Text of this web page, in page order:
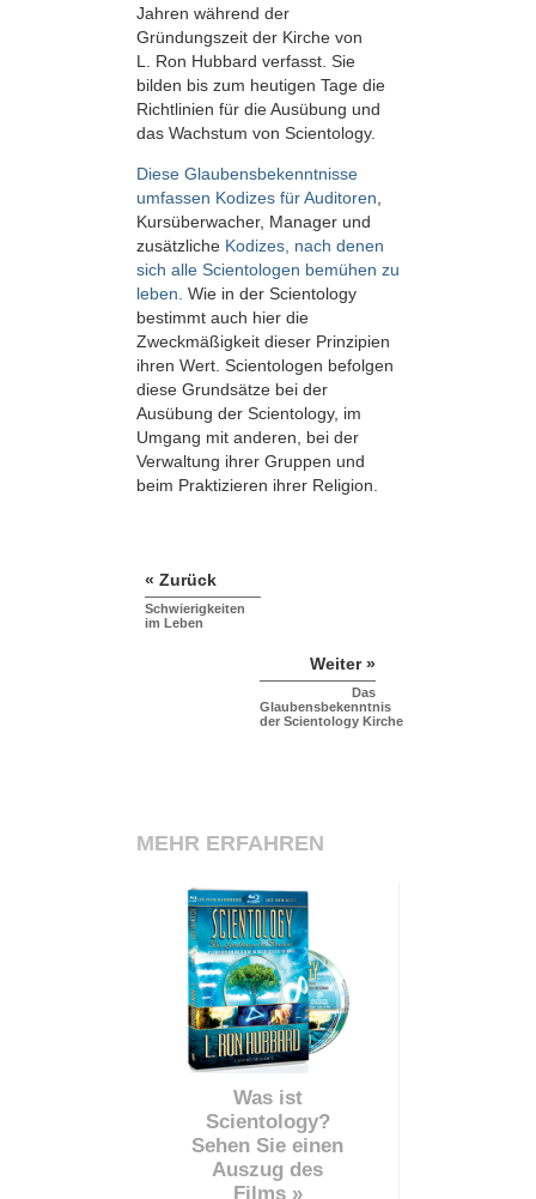
Jahren während der
Gründungszeit der Kirche von
L. Ron Hubbard verfasst. Sie
bilden bis zum heutigen Tage die
Richtlinien für die Ausübung und
das Wachstum von Scientology.
Diese Glaubensbekenntnisse
umfassen Kodizes für Auditoren,
Kursüberwacher, Manager und
zusätzliche Kodizes, nach denen
sich alle Scientologen bemühen zu
leben. Wie in der Scientology
bestimmt auch hier die
Zweckmäßigkeit dieser Prinzipien
ihren Wert. Scientologen befolgen
diese Grundsätze bei der
Ausübung der Scientology, im
Umgang mit anderen, bei der
Verwaltung ihrer Gruppen und
beim Praktizieren ihrer Religion.
« Zurück
Schwierigkeiten
im Leben
Weiter »
Das
Glaubensbekenntnis
der Scientology Kirche
MEHR ERFAHREN
Was ist
Scientology?
Sehen Sie einen
Auszug des
Films »